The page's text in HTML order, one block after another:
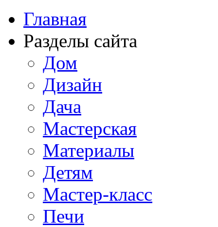
Главная
Разделы сайта
Дом
Дизайн
Дача
Мастерская
Материалы
Детям
Мастер-класс
Печи